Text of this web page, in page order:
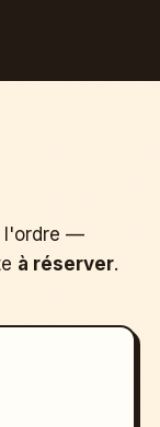
l'ordre —
à réserver.